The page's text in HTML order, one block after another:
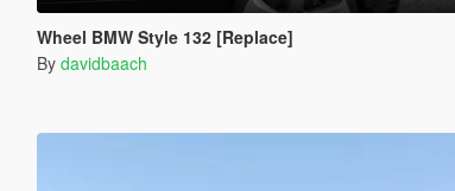
Wheel BMW Style 132 [Replace]
By davidbaach